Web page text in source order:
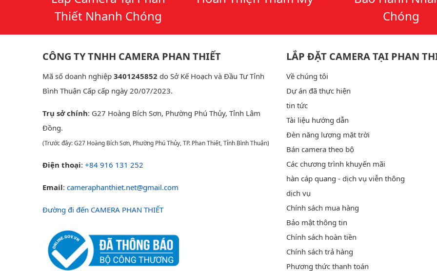
Thiết Nhanh Chóng
Chóng
CÔNG TY TNHH CAMERA PHAN THIẾT
Mã số doanh nghiệp 3401245852 do Sở Kế Hoạch và Đầu Tư Tỉnh
Bình Thuận Cấp cấp ngày 20/07/2023.
Trụ sở chính: G27 Hoàng Bích Sơn, Phường Phú Thủy, Tỉnh Lâm
Đồng.
(Trước đây: G27 Hoàng Bích Sơn, Phường Phú Thủy, TP. Phan Thiết, Tỉnh Bình Thuận)
Điện thoại: +84 916 131 252
Email: cameraphanthiet.net@gmail.com
Đường đi đến CAMERA PHAN THIẾT
LẮP ĐẶT CAMERA TẠI PHAN
Về chúng tôi
Dự án đã thực hiện
tin tức
Tài liệu hướng dẫn
Đèn năng lượng mặt trời
Bán camera theo bộ
Các chương trình khuyến mãi
hàn cáp quang - dịch vụ viễn thông
dịch vụ
Chính sách mua hàng
Bảo mật thông tin
Chính sách hoàn tiền
Chính sách trả hàng
Phương thức thanh toán